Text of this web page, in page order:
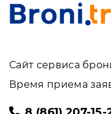
Сайт сервиса
Время приема